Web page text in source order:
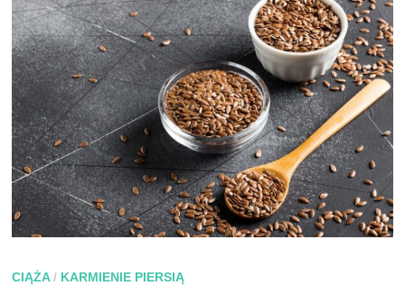
CIĄŻA/ KARMIENIE PIERSIĄ